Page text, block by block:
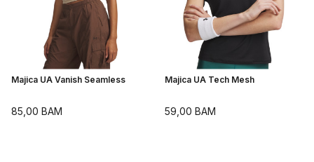
Majica UA Vanish Seamless
85,00 BAM
Majica UA Tech Mesh
59,00 BAM